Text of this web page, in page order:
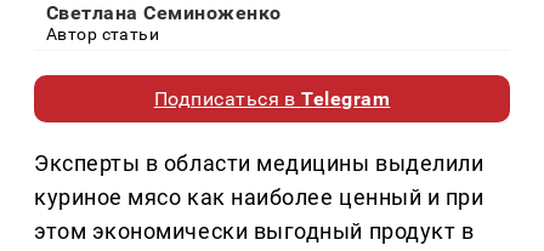
Светлана Семиноженко
Автор статьи
Подписаться вTelegram
Эксперты в области медицины выделили
куриное мясо как наиболее ценный и при
этом экономически выгодный продукт в